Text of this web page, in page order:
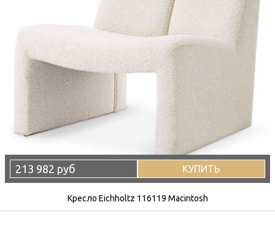
213 982 руб КУПИТЬ
Кресло Eichholtz 116119 Macintosh